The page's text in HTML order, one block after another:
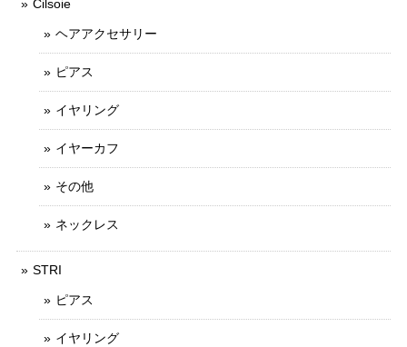
Cilsoie
ヘアアクセサリー
ピアス
イヤリング
イヤーカフ
その他
ネックレス
STRI
ピアス
イヤリング